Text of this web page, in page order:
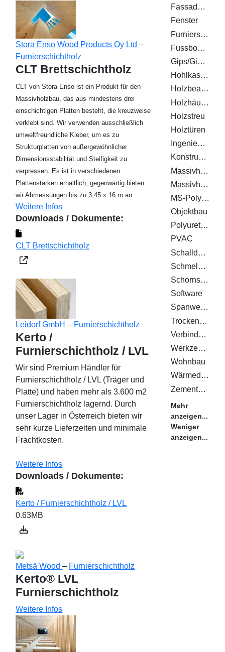
Stora Enso Wood Products Oy Ltd–
Furnierschichtholz
CLT Brettschichtholz
CLT von Stora Enso ist ein Produkt für den
Massivholzbau, das aus mindestens drei
einschichtigen Platten besteht, die kreuzweise
verklebt sind. Wir verwenden ausschließlich
umweltfreundliche Kleber, um es zu
Strukturplatten von außergewöhnlicher
Dimensionsstabilität und Steifigkeit zu
verpressen. Es ist in verschiedenen
Plattenstärken erhältlich, gegenwärtig bieten
wir Abmessungen bis zu 3,45 x 16 m an.
Weitere Infos
Downloads / Dokumente:
CLT Brettschichtholz
Leidorf GmbH– Furnierschichtholz
Kerto /
Furnierschichtholz / LVL
Wir sind Premium Händler für
Furnierschichtholz / LVL (Träger und
Platte) und haben mehr als 3.600 m2
Furnierschichtholz lagernd. Durch
unser Lager in Österreich bieten wir
sehr kurze Lieferzeiten und minimale
Frachtkosten.
Weitere Infos
Downloads / Dokumente:
Kerto / Furnierschichtholz / LVL
0.63MB
Metsä Wood– Furnierschichtholz
Kerto® LVL
Furnierschichtholz
Weitere Infos
Fassadenverkleidung
Fenster
Furnierschichtholz
Fussboden
Gips/Gipsfaserplatten
Hohlkasten
Holzbearbeitungsmaschinen
Holzhäuser
Holzstreu
Holztüren
Ingenieurholzbau
Konstruktionsvollholz (KVH)
Massivholz
Massivholzplatten
MS-Polymer Klebstoffe
Objektbau
Polyurethan (PUR)
PVAC
Schalldämmung
Schmelzklebstoffe
Schornsteinsysteme
Software
Spanwerkstoffe
Trockenestriche
Verbindungsmittel
Werkzeuge
Wohnbau
Wärmedämm-Verbundsystem WDVS
Zementplatten
Mehr
anzeigen...
Weniger
anzeigen...